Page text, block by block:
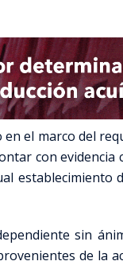
el marco del
con
establecimiento
sin
de la